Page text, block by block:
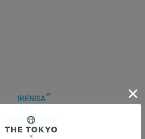
IRENISA
OPEN COLOR EMBROIDERY SHIRT
￥35,200税込